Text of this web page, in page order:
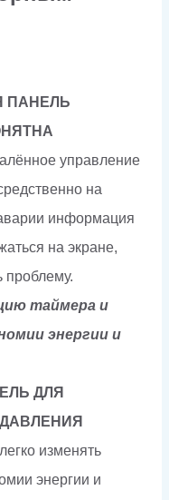
ПАНЕЛЬ
управление
на
информация
на экране,
проблему.
таймера и
энергии и
ДЛЯ
изменять
энергии и